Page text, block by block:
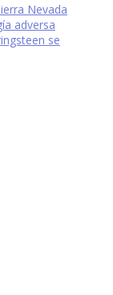
Nevada
adversa
se